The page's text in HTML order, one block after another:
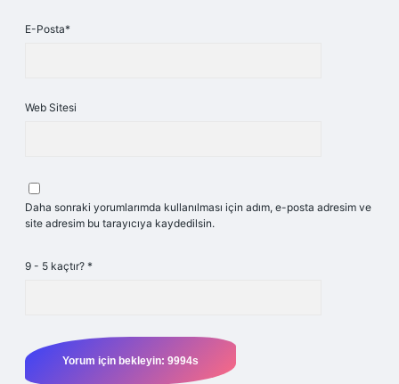
E-Posta*
Web Sitesi
Daha sonraki yorumlarımda kullanılması için adım, e-posta adresim ve
site adresim bu tarayıcıya kaydedilsin.
9 - 5 kaçtır? *